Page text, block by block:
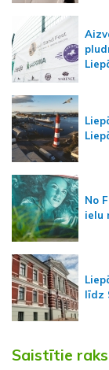
No
ielu
līdz
Saistītie